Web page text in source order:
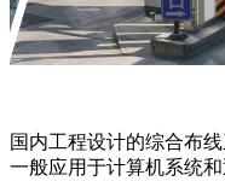
国内工程设计的综合布
一般应用于计算机系统